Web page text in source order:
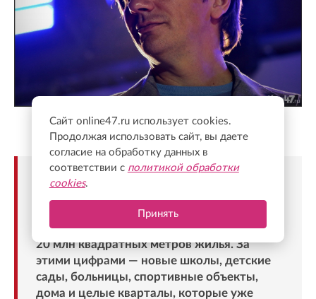
Валентин Илюшин/Online47
«К Дню строителя Ленинградская область
последние пять лет строители возвели
более 130 социальных объектов и почти
20 млн квадратных метров жилья. За
этими цифрами — новые школы, детские
сады, больницы, спортивные объекты,
дома и целые кварталы, которые уже
Сайт online47.ru использует cookies.
Продолжая использовать сайт, вы даете
согласие на обработку данных в
соответствии с политикой обработки
cookies.
Принять